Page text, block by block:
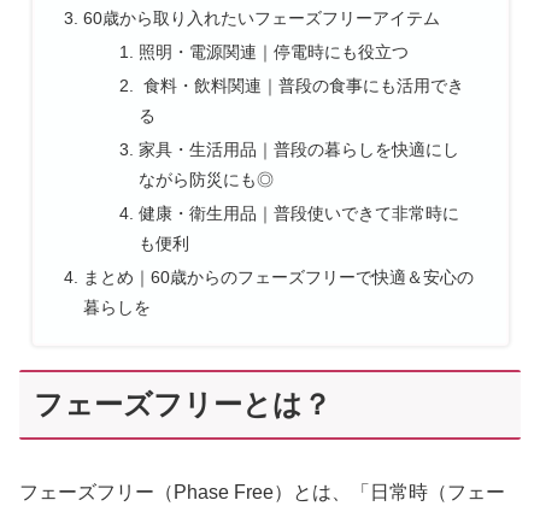
60歳から取り入れたいフェーズフリーアイテム
照明・電源関連｜停電時にも役立つ
食料・飲料関連｜普段の食事にも活用でき
る
家具・生活用品｜普段の暮らしを快適にし
ながら防災にも◎
健康・衛生用品｜普段使いできて非常時に
も便利
まとめ｜60歳からのフェーズフリーで快適＆安心の
暮らしを
フェーズフリーとは？
フェーズフリー（Phase Free）とは、「日常時（フェー